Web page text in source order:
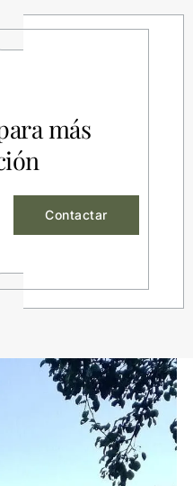
más
Contactar